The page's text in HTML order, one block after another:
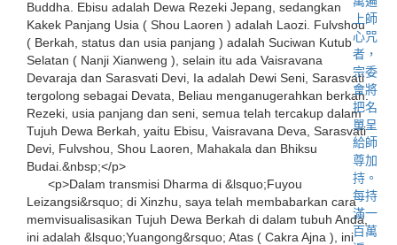
Buddha. Ebisu adalah Dewa Rezeki Jepang, sedangkan
Kakek Panjang Usia ( Shou Laoren ) adalah Laozi. Fulvshou
( Berkah, status dan usia panjang ) adalah Suciwan Kutub
Selatan ( Nanji Xianweng ), selain itu ada Vaisravana
Devaraja dan Sarasvati Devi, Ia adalah Dewi Seni, Sarasvati
tergolong sebagai Devata, Beliau menganugerahkan berkah.
Rezeki, usia panjang dan seni, semua telah tercakup dalam
Tujuh Dewa Berkah, yaitu Ebisu, Vaisravana Deva, Sarasvati
Devi, Fulvshou, Shou Laoren, Mahakala dan Bhiksu
Budai.&nbsp;</p>
<p>Dalam transmisi Dharma di &lsquo;Fuyou
Leizangsi&rsquo; di Xinzhu, saya telah membabarkan cara
memvisualisasikan Tujuh Dewa Berkah di dalam tubuh Anda,
ini adalah &lsquo;Yuangong&rsquo; Atas ( Cakra Ajna ), ini